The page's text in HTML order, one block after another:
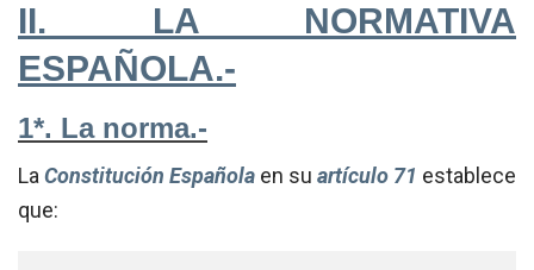
II. LA NORMATIVA
ESPAÑOLA.-
1*. La norma.-
La Constitución Española en su artículo 71 establece
que: